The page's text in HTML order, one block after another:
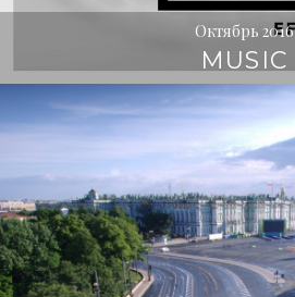
Октябрь 2016
MUSIC